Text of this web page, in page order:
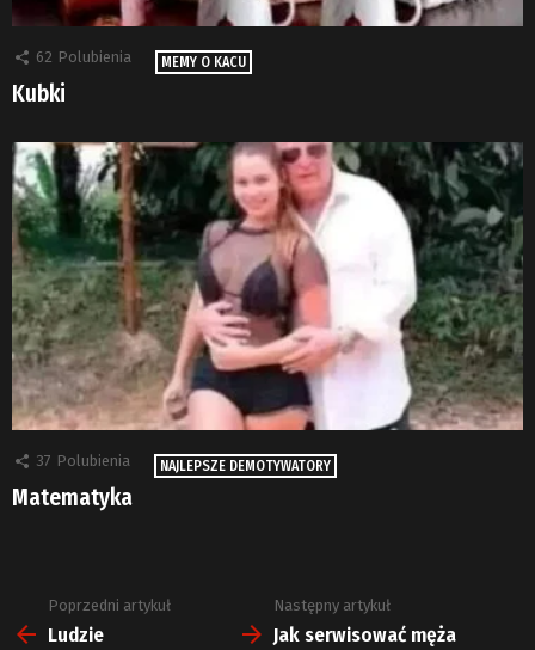
62 Polubienia MEMY O KACU
Kubki
37 Polubienia NAJLEPSZE DEMOTYWATORY
Matematyka
Zobacz
więcej
Poprzedni artykuł
Ludzie
Następny artykuł
Jak serwisować męża